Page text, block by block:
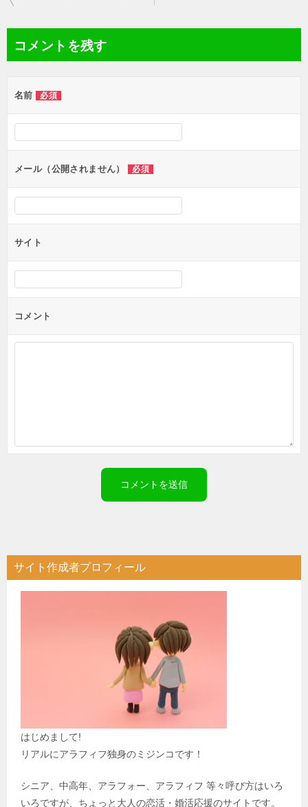
ビ
ー
シ
ン
コメントを残す
名前 必須
メール（公開されません） 必須
サイト
コメント
サイト作成者プロフィール
はじめまして!
リアルにアラフィフ独身のミジンコです！
シニア、中高年、アラフォー、アラフィフ 等々呼び方はいろ
いろですが、ちょっと大人の恋活・婚活応援のサイトです。